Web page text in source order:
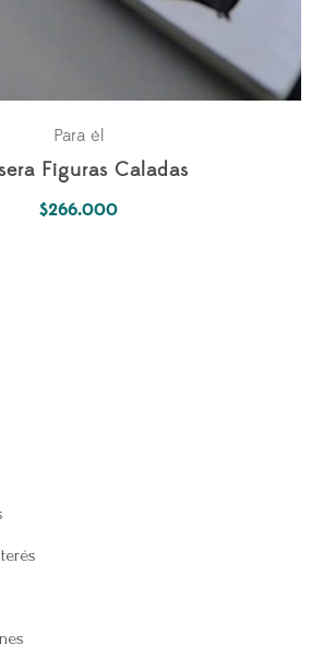
Para él
Figuras Caladas
$266.000